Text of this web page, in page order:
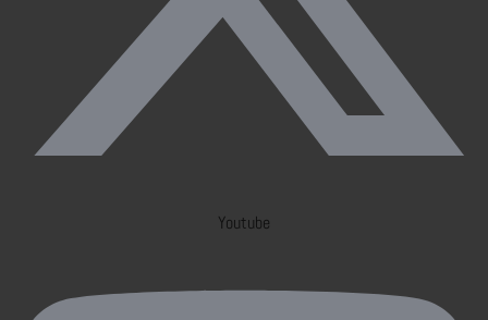
Youtube